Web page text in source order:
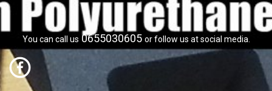
You can call us 0655030605 or follow us at social media.